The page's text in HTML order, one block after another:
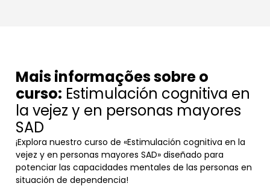
Mais informações sobre o
curso: Estimulación cognitiva en
la vejez y en personas mayores
SAD
¡Explora nuestro curso de «Estimulación cognitiva en la
vejez y en personas mayores SAD» diseñado para
potenciar las capacidades mentales de las personas en
situación de dependencia!